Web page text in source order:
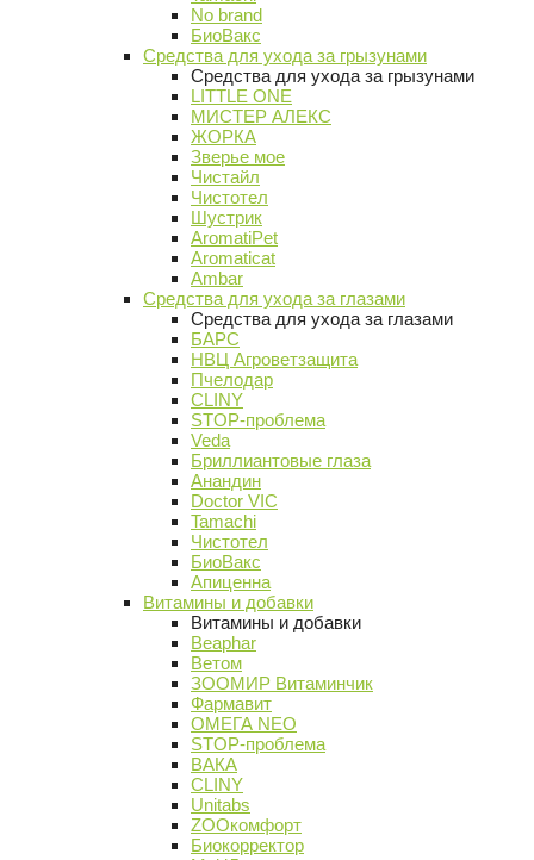
No brand
БиоВакс
Средства для ухода за грызунами
Средства для ухода за грызунами
LITTLE ONE
МИСТЕР АЛЕКС
ЖОРКА
Зверье мое
Чистайл
Чистотел
Шустрик
AromatiPet
Aromaticat
Ambar
Средства для ухода за глазами
Средства для ухода за глазами
БАРС
НВЦ Агроветзащита
Пчелодар
CLINY
STOP-проблема
Veda
Бриллиантовые глаза
Анандин
Doctor VIC
Tamachi
Чистотел
БиоВакс
Апиценна
Витамины и добавки
Витамины и добавки
Beaphar
Ветом
ЗООМИР Витаминчик
Фармавит
ОМЕГА NEO
STOP-проблема
ВАКА
CLINY
Unitabs
ZOOкомфорт
Биокорректор